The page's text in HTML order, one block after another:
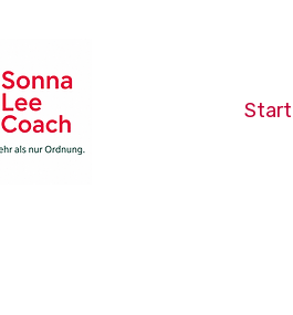
Start